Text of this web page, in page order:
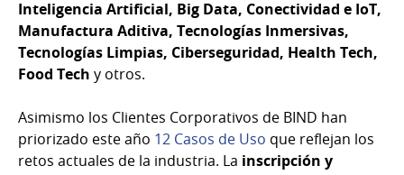
Inteligencia Artificial, Big Data, Conectividad e IoT,
Manufactura Aditiva, Tecnologías Inmersivas,
Tecnologías Limpias, Ciberseguridad, Health Tech,
Food Tech y otros.
Asimismo los Clientes Corporativos de BIND han
priorizado este año 12 Casos de Uso que reflejan los
retos actuales de la industria. La inscripción y